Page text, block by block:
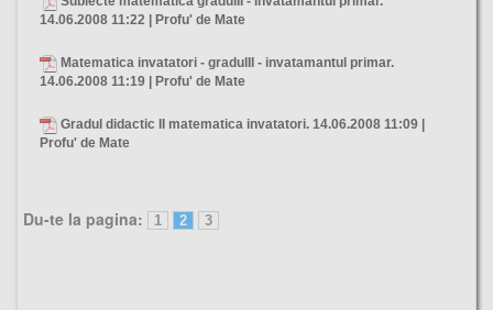
14.06.2008 11:22 | Profu' de Mate
Matematica invatatori - gradulII - invatamantul primar.
14.06.2008 11:19 | Profu' de Mate
Gradul didactic II matematica invatatori. 14.06.2008 11:09 |
Profu' de Mate
Du-te la pagina: 1 2 3